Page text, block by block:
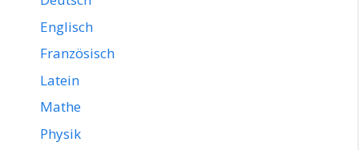
Englisch
Französisch
Latein
Mathe
Physik